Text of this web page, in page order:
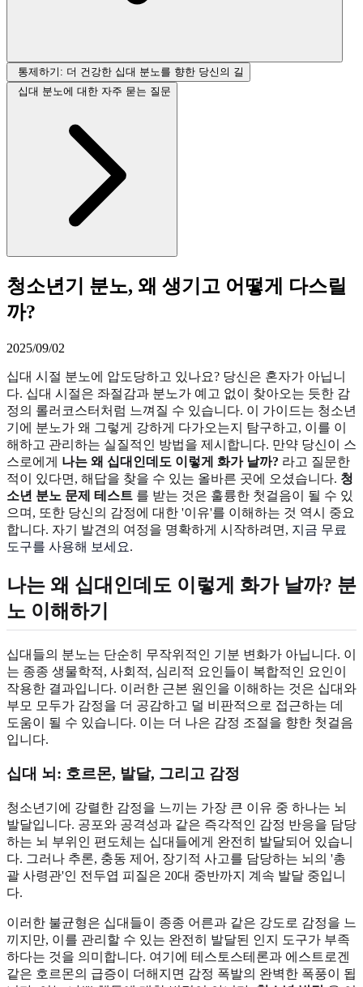
통제하기: 더 건강한 십대 분노를 향한 당신의 길
십대 분노에 대한 자주 묻는 질문
청소년기 분노, 왜 생기고 어떻게 다스릴
까?
2025/09/02
십대 시절 분노에 압도당하고 있나요? 당신은 혼자가 아닙니
다. 십대 시절은 좌절감과 분노가 예고 없이 찾아오는 듯한 감
정의 롤러코스터처럼 느껴질 수 있습니다. 이 가이드는 청소년
기에 분노가 왜 그렇게 강하게 다가오는지 탐구하고, 이를 이
해하고 관리하는 실질적인 방법을 제시합니다. 만약 당신이 스
스로에게 나는 왜 십대인데도 이렇게 화가 날까? 라고 질문한
적이 있다면, 해답을 찾을 수 있는 올바른 곳에 오셨습니다. 청
소년 분노 문제 테스트 를 받는 것은 훌륭한 첫걸음이 될 수 있
으며, 또한 당신의 감정에 대한 '이유'를 이해하는 것 역시 중요
합니다. 자기 발견의 여정을 명확하게 시작하려면, 지금 무료
도구를 사용해 보세요.
나는 왜 십대인데도 이렇게 화가 날까? 분
노 이해하기
십대들의 분노는 단순히 무작위적인 기분 변화가 아닙니다. 이
는 종종 생물학적, 사회적, 심리적 요인들이 복합적인 요인이
작용한 결과입니다. 이러한 근본 원인을 이해하는 것은 십대와
부모 모두가 감정을 더 공감하고 덜 비판적으로 접근하는 데
도움이 될 수 있습니다. 이는 더 나은 감정 조절을 향한 첫걸음
입니다.
십대 뇌: 호르몬, 발달, 그리고 감정
청소년기에 강렬한 감정을 느끼는 가장 큰 이유 중 하나는 뇌
발달입니다. 공포와 공격성과 같은 즉각적인 감정 반응을 담당
하는 뇌 부위인 편도체는 십대들에게 완전히 발달되어 있습니
다. 그러나 추론, 충동 제어, 장기적 사고를 담당하는 뇌의 '총
괄 사령관'인 전두엽 피질은 20대 중반까지 계속 발달 중입니
다.
이러한 불균형은 십대들이 종종 어른과 같은 강도로 감정을 느
끼지만, 이를 관리할 수 있는 완전히 발달된 인지 도구가 부족
하다는 것을 의미합니다. 여기에 테스토스테론과 에스트로겐
같은 호르몬의 급증이 더해지면 감정 폭발의 완벽한 폭풍이 됩